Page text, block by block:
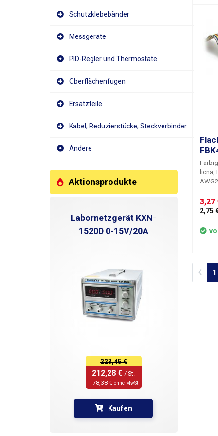
Schutzklebebänder
Messgeräte
PID-Regler und Thermostate
Oberflächenfugen
Ersatzteile
Kabel, Reduzierstücke, Steckverbinder
Andere
Aktionsprodukte
Labornetzgerät KXN-
1520D 0-15V/20A
223,45 €
212,28 € / St.
178,38 € ohne MwSt
Kaufen
licna,
Kabel
von
3,27
2,75
1